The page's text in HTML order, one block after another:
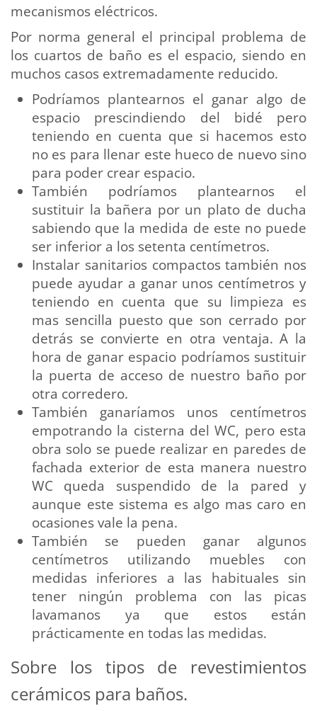
mecanismos eléctricos.
Por norma general el principal problema de
los cuartos de baño es el espacio, siendo en
muchos casos extremadamente reducido.
Podríamos plantearnos el ganar algo de
espacio prescindiendo del bidé pero
teniendo en cuenta que si hacemos esto
no es para llenar este hueco de nuevo sino
para poder crear espacio.
También podríamos plantearnos el
sustituir la bañera por un plato de ducha
sabiendo que la medida de este no puede
ser inferior a los setenta centímetros.
Instalar sanitarios compactos también nos
puede ayudar a ganar unos centímetros y
teniendo en cuenta que su limpieza es
mas sencilla puesto que son cerrado por
detrás se convierte en otra ventaja. A la
hora de ganar espacio podríamos sustituir
la puerta de acceso de nuestro baño por
otra corredero.
También ganaríamos unos centímetros
empotrando la cisterna del WC, pero esta
obra solo se puede realizar en paredes de
fachada exterior de esta manera nuestro
WC queda suspendido de la pared y
aunque este sistema es algo mas caro en
ocasiones vale la pena.
También se pueden ganar algunos
centímetros utilizando muebles con
medidas inferiores a las habituales sin
tener ningún problema con las picas
lavamanos ya que estos están
prácticamente en todas las medidas.
Sobre los tipos de revestimientos
cerámicos para baños.